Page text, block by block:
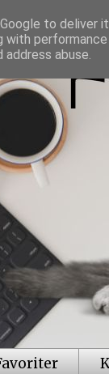
to deliver
with
abuse.